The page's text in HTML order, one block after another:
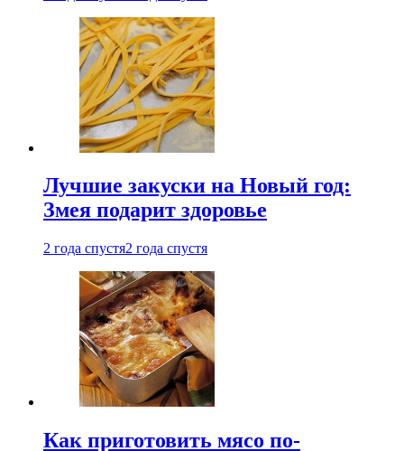
Лучшие закуски на Новый год:
Змея подарит здоровье
2 года спустя2 года спустя
Как приготовить мясо по-